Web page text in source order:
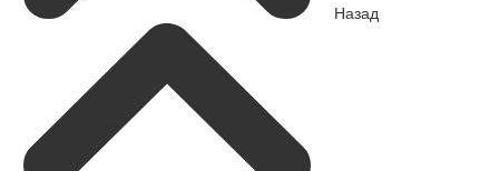
Назад